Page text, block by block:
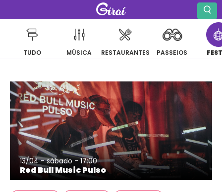
para
o
conteúdo
TUDO MÚSICA RESTAURANTES PASSEIOS
13/04 - sábado - 17:00
Red Bull Music Pulso